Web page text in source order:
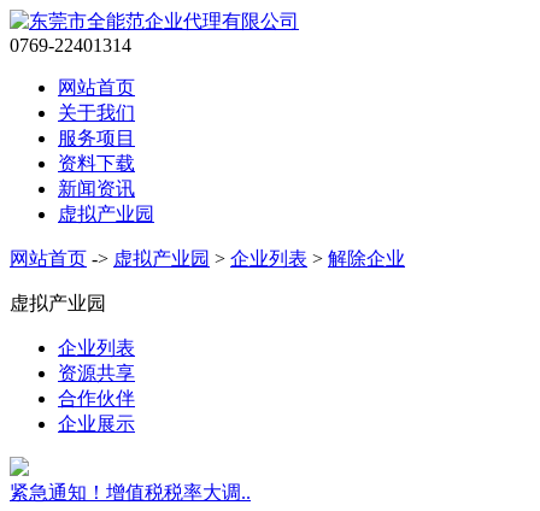
0769-22401314
网站首页
关于我们
服务项目
资料下载
新闻资讯
虚拟产业园
网站首页 -> 虚拟产业园 > 企业列表 > 解除企业
虚拟产业园
企业列表
资源共享
合作伙伴
企业展示
紧急通知！增值税税率大调..